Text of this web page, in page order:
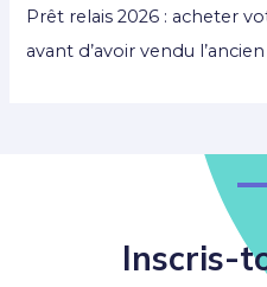
Prêt relais 2026 : acheter
avant d’avoir vendu l’ancien
Inscris-